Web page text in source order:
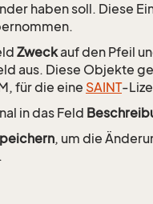
haben soll. Diese
Zweckauf den Pfeil
aus. Diese Objekte
für die eine SAINT-
in das Feld
, um die